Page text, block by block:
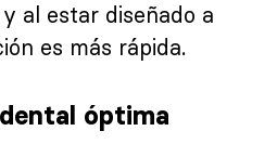
al estar diseñado a
es más rápida.
óptima